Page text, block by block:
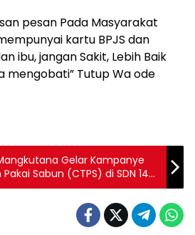
pesan Pada Masyarakat
kartu BPJS dan
ibu, jangan Sakit, Lebih Baik
mengobati” Tutup Wa ode
Gelar Kampanye
Sabun (CTPS) di SDN 147